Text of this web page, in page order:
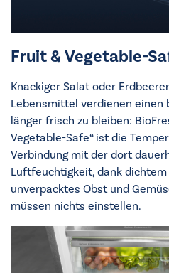
Fruit & Vegetable-
Knackiger Salat oder
Lebensmittel verdienen einen
länger frisch zu bleiben:
Vegetable-Safe“ ist die
Verbindung mit der dort
Luftfeuchtigkeit, dank
unverpacktes Obst und
müssen nichts einstellen.